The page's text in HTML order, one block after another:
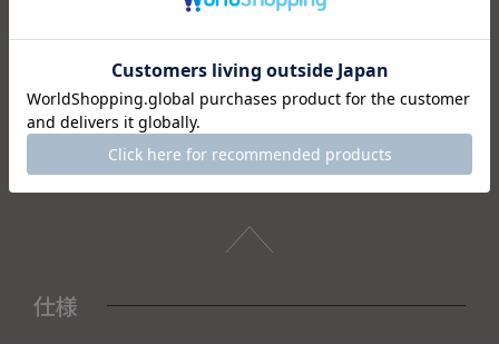
ひとつひとつ異なる独特な風合いを醸し出しています。
レゼントとしてもおすすめです。
＜セット内容＞
・桐箱×1
仕様